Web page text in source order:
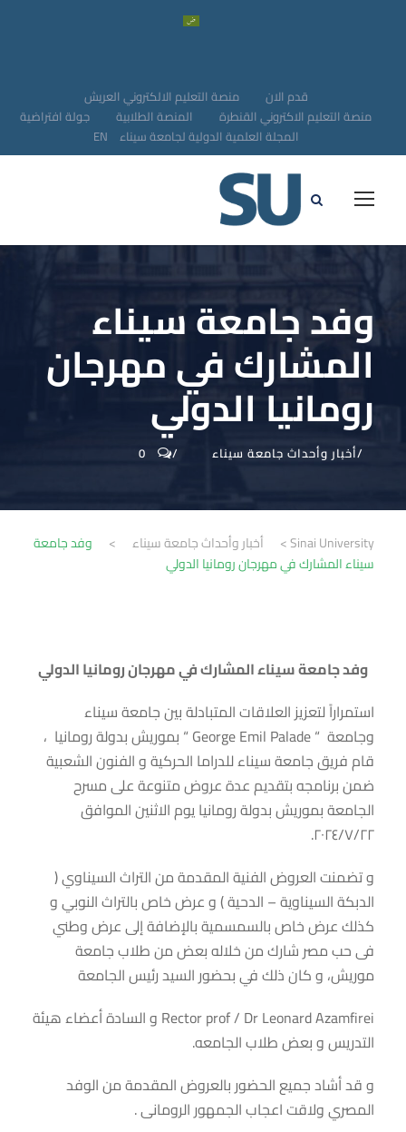
قدم الان
منصة التعليم الالكتروني العريش
منصة التعليم الاكتروني القنطرة
المنصة الطلابية
جولة افتراضية
المجلة العلمية الدولية لجامعة سيناء EN
وفد جامعة سيناء
المشارك في مهرجان
رومانيا الدولي
أخبار وأحداث جامعة سيناء 0
Sinai University
> أخبار وأحداث جامعة سيناء >
وفد جامعة
سيناء المشارك في مهرجان رومانيا الدولي
وفد جامعة سيناء المشارك في مهرجان رومانيا الدولي
استمراراً لتعزيز العلاقات المتبادلة بين جامعة سيناء
وجامعة “ George Emil Palade “ بموريش بدولة رومانيا ،
قام فريق جامعة سيناء للدراما الحركية و الفنون الشعبية
ضمن برنامجه بتقديم عدة عروض متنوعة على مسرح
الجامعة بموريش بدولة رومانيا يوم الاثنين الموافق
٢٠٢٤/٧/٢٢.
و تضمنت العروض الفنية المقدمة من التراث السيناوي (
الدبكة السيناوية – الدحية ) و عرض خاص بالتراث النوبي و
كذلك عرض خاص بالسمسمية بالإضافة إلى عرض وطني
فى حب مصر شارك من خلاله بعض من طلاب جامعة
موريش، و كان ذلك في بحضور السيد رئيس الجامعة
Rector prof / Dr Leonard Azamfirei و السادة أعضاء هيئة
التدريس و بعض طلاب الجامعه.
و قد أشاد جميع الحضور بالعروض المقدمة من الوفد
المصري ولاقت اعجاب الجمهور الرومانى .